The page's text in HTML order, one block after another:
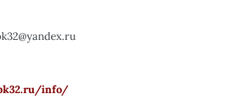
32@yandex.ru
info/